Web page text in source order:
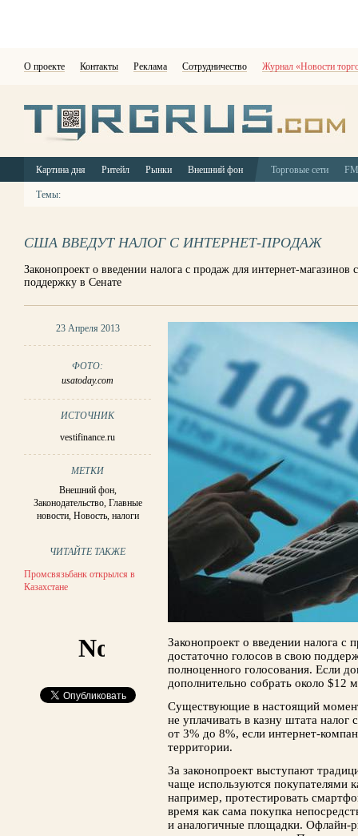
О проекте Контакты Реклама Сотрудничество Журнал «Новости
Картина дня Ритейл Рынки Внешний фон Торговые сети
Темы:
США ВВЕДУТ НАЛОГ С ИНТЕРНЕТ-ПРОДАЖ
Законопроект о введении налога с продаж для интернет-магазинов
поддержку в Сенате
23 Апреля 2013
ФОТО:
usatoday.com
ИСТОЧНИК
vestifinance.ru
МЕТКИ
Внешний фон,
Законодательство, Главные
новости, Новость, налоги
ЧИТАЙТЕ ТАКЖЕ
Промсвязьбанк открылся в
Казахстане
Законопроект о введении налога с
достаточно голосов в свою
полноценного голосования. Если
дополнительно собрать около $12
Существующие в настоящий
не уплачивать в казну штата налог
от 3% до 8%, если интернет-
территории.
За законопроект выступают
чаще используются покупателями
например, протестировать
время как сама покупка
и аналогичные площадки. Офлайн-